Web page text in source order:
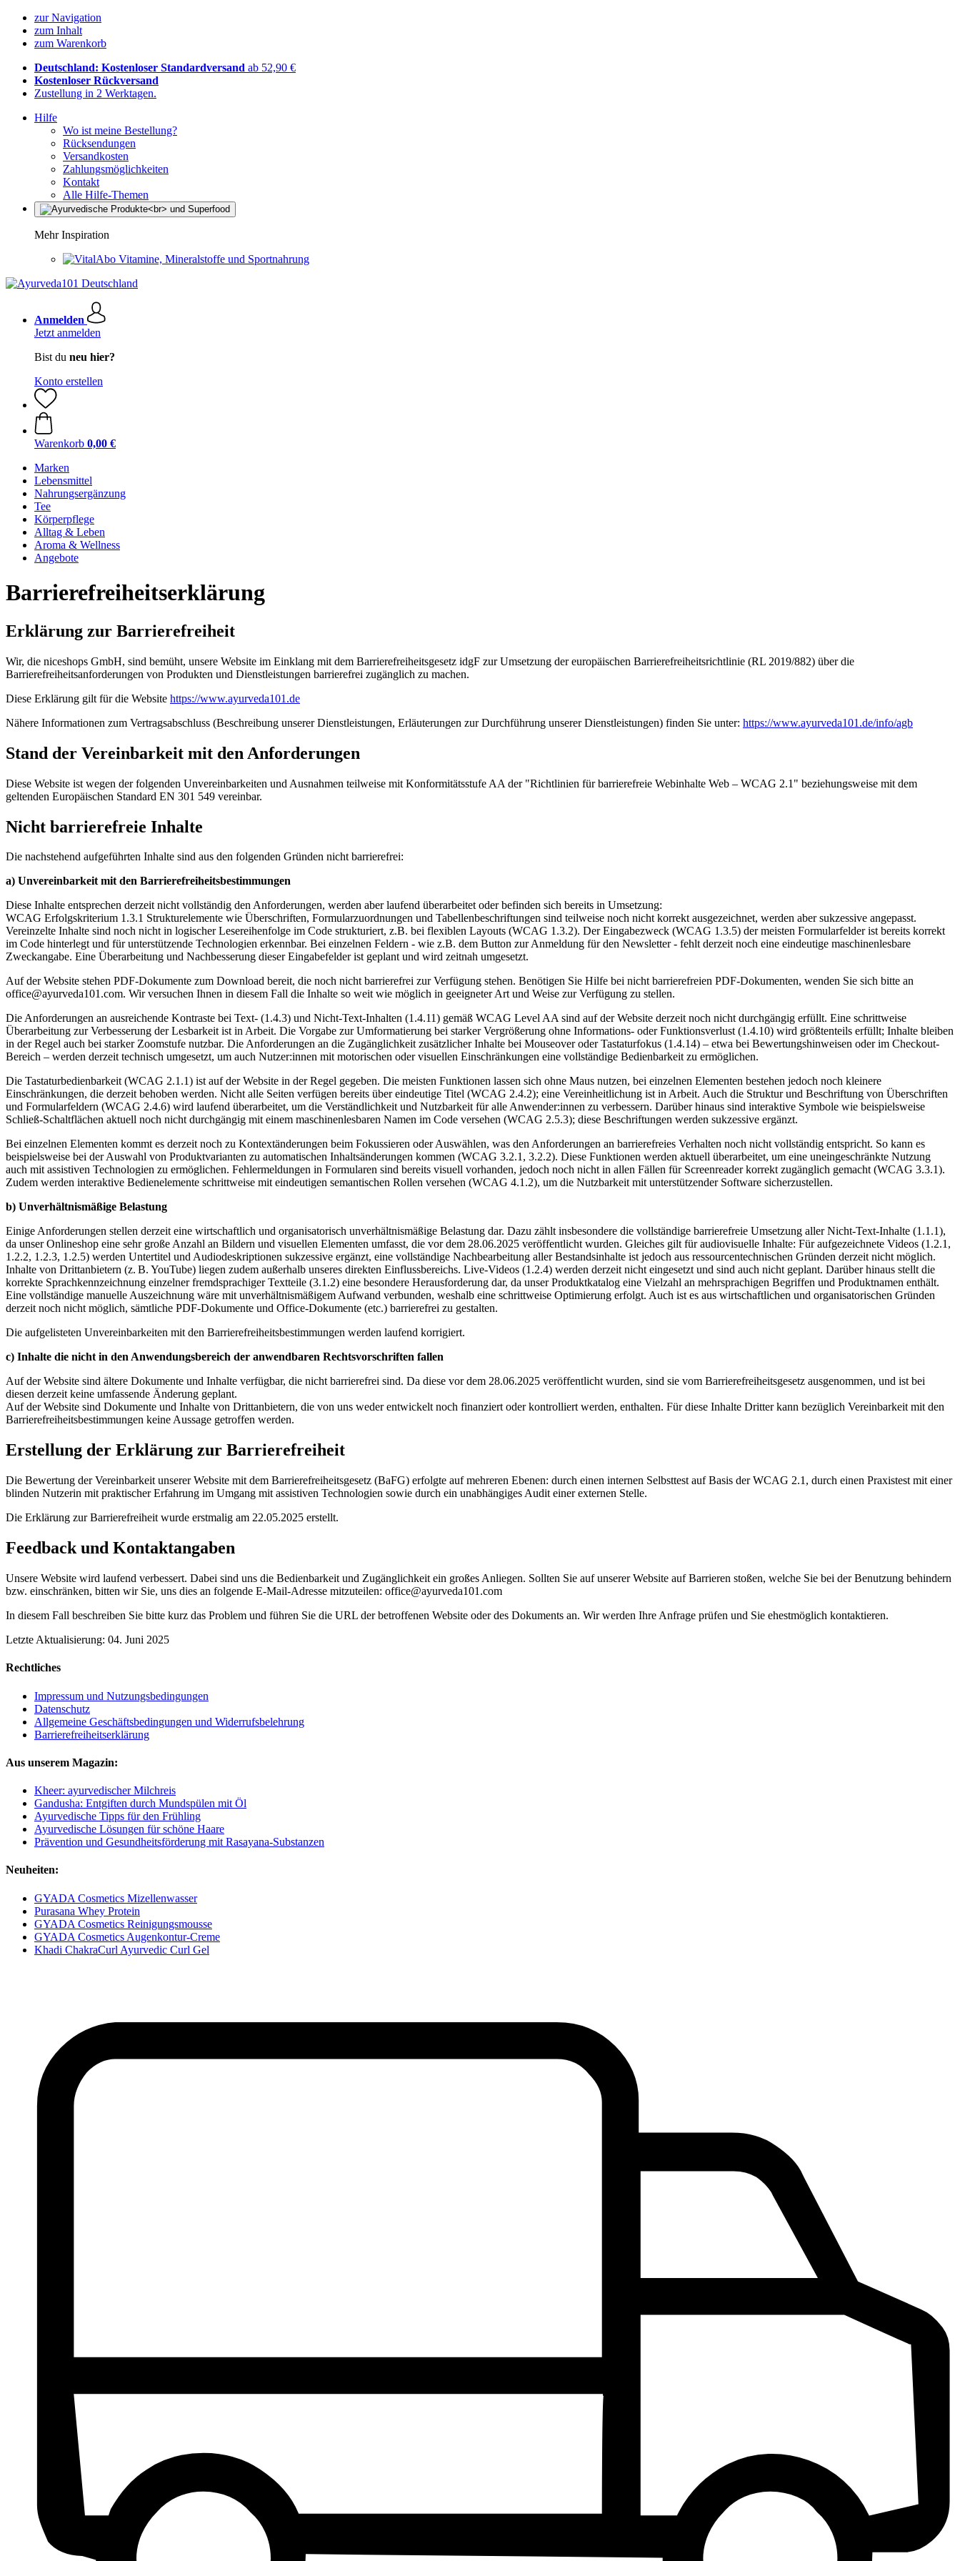
zur Navigation
zum Inhalt
zum Warenkorb
Deutschland: Kostenloser Standardversand ab 52,90 €
Kostenloser Rückversand
Zustellung in 2 Werktagen.
Hilfe
Wo ist meine Bestellung?
Rücksendungen
Versandkosten
Zahlungsmöglichkeiten
Kontakt
Alle Hilfe-Themen
Mehr Inspiration
Vitamine, Mineralstoffe und Sportnahrung
Anmelden
Jetzt anmelden
Bist du neu hier?
Konto erstellen
Warenkorb 0,00 €
Marken
Lebensmittel
Nahrungsergänzung
Tee
Körperpflege
Alltag & Leben
Aroma & Wellness
Angebote
Barrierefreiheitserklärung
Erklärung zur Barrierefreiheit
Wir, die niceshops GmbH, sind bemüht, unsere Website im Einklang mit dem Barrierefreiheitsgesetz idgF zur Umsetzung der europäischen Barrierefreiheitsrichtlinie (RL 2019/882) über die
Barrierefreiheitsanforderungen von Produkten und Dienstleistungen barrierefrei zugänglich zu machen.
Diese Erklärung gilt für die Website https://www.ayurveda101.de
Nähere Informationen zum Vertragsabschluss (Beschreibung unserer Dienstleistungen, Erläuterungen zur Durchführung unserer Dienstleistungen) finden Sie unter: https://www.ayurveda101.de/info/agb
Stand der Vereinbarkeit mit den Anforderungen
Diese Website ist wegen der folgenden Unvereinbarkeiten und Ausnahmen teilweise mit Konformitätsstufe AA der "Richtlinien für barrierefreie Webinhalte Web – WCAG 2.1" beziehungsweise mit dem
geltenden Europäischen Standard EN 301 549 vereinbar.
Nicht barrierefreie Inhalte
Die nachstehend aufgeführten Inhalte sind aus den folgenden Gründen nicht barrierefrei:
a) Unvereinbarkeit mit den Barrierefreiheitsbestimmungen
Diese Inhalte entsprechen derzeit nicht vollständig den Anforderungen, werden aber laufend überarbeitet oder befinden sich bereits in Umsetzung:
WCAG Erfolgskriterium 1.3.1 Strukturelemente wie Überschriften, Formularzuordnungen und Tabellenbeschriftungen sind teilweise noch nicht korrekt ausgezeichnet, werden aber sukzessive angepasst.
Vereinzelte Inhalte sind noch nicht in logischer Lesereihenfolge im Code strukturiert, z.B. bei flexiblen Layouts (WCAG 1.3.2). Der Eingabezweck (WCAG 1.3.5) der meisten Formularfelder ist bereits korrekt
im Code hinterlegt und für unterstützende Technologien erkennbar. Bei einzelnen Feldern - wie z.B. dem Button zur Anmeldung für den Newsletter - fehlt derzeit noch eine eindeutige maschinenlesbare
Zweckangabe. Eine Überarbeitung und Nachbesserung dieser Eingabefelder ist geplant und wird zeitnah umgesetzt.
Auf der Website stehen PDF-Dokumente zum Download bereit, die noch nicht barrierefrei zur Verfügung stehen. Benötigen Sie Hilfe bei nicht barrierefreien PDF-Dokumenten, wenden Sie sich bitte an
office@ayurveda101.com. Wir versuchen Ihnen in diesem Fall die Inhalte so weit wie möglich in geeigneter Art und Weise zur Verfügung zu stellen.
Die Anforderungen an ausreichende Kontraste bei Text- (1.4.3) und Nicht-Text-Inhalten (1.4.11) gemäß WCAG Level AA sind auf der Website derzeit noch nicht durchgängig erfüllt. Eine schrittweise
Überarbeitung zur Verbesserung der Lesbarkeit ist in Arbeit. Die Vorgabe zur Umformatierung bei starker Vergrößerung ohne Informations- oder Funktionsverlust (1.4.10) wird größtenteils erfüllt; Inhalte bleiben
in der Regel auch bei starker Zoomstufe nutzbar. Die Anforderungen an die Zugänglichkeit zusätzlicher Inhalte bei Mouseover oder Tastaturfokus (1.4.14) – etwa bei Bewertungshinweisen oder im Checkout-
Bereich – werden derzeit technisch umgesetzt, um auch Nutzer:innen mit motorischen oder visuellen Einschränkungen eine vollständige Bedienbarkeit zu ermöglichen.
Die Tastaturbedienbarkeit (WCAG 2.1.1) ist auf der Website in der Regel gegeben. Die meisten Funktionen lassen sich ohne Maus nutzen, bei einzelnen Elementen bestehen jedoch noch kleinere
Einschränkungen, die derzeit behoben werden. Nicht alle Seiten verfügen bereits über eindeutige Titel (WCAG 2.4.2); eine Vereinheitlichung ist in Arbeit. Auch die Struktur und Beschriftung von Überschriften
und Formularfeldern (WCAG 2.4.6) wird laufend überarbeitet, um die Verständlichkeit und Nutzbarkeit für alle Anwender:innen zu verbessern. Darüber hinaus sind interaktive Symbole wie beispielsweise
Schließ-Schaltflächen aktuell noch nicht durchgängig mit einem maschinenlesbaren Namen im Code versehen (WCAG 2.5.3); diese Beschriftungen werden sukzessive ergänzt.
Bei einzelnen Elementen kommt es derzeit noch zu Kontextänderungen beim Fokussieren oder Auswählen, was den Anforderungen an barrierefreies Verhalten noch nicht vollständig entspricht. So kann es
beispielsweise bei der Auswahl von Produktvarianten zu automatischen Inhaltsänderungen kommen (WCAG 3.2.1, 3.2.2). Diese Funktionen werden aktuell überarbeitet, um eine uneingeschränkte Nutzung
auch mit assistiven Technologien zu ermöglichen. Fehlermeldungen in Formularen sind bereits visuell vorhanden, jedoch noch nicht in allen Fällen für Screenreader korrekt zugänglich gemacht (WCAG 3.3.1).
Zudem werden interaktive Bedienelemente schrittweise mit eindeutigen semantischen Rollen versehen (WCAG 4.1.2), um die Nutzbarkeit mit unterstützender Software sicherzustellen.
b) Unverhältnismäßige Belastung
Einige Anforderungen stellen derzeit eine wirtschaftlich und organisatorisch unverhältnismäßige Belastung dar. Dazu zählt insbesondere die vollständige barrierefreie Umsetzung aller Nicht-Text-Inhalte (1.1.1),
da unser Onlineshop eine sehr große Anzahl an Bildern und visuellen Elementen umfasst, die vor dem 28.06.2025 veröffentlicht wurden. Gleiches gilt für audiovisuelle Inhalte: Für aufgezeichnete Videos (1.2.1,
1.2.2, 1.2.3, 1.2.5) werden Untertitel und Audiodeskriptionen sukzessive ergänzt, eine vollständige Nachbearbeitung aller Bestandsinhalte ist jedoch aus ressourcentechnischen Gründen derzeit nicht möglich.
Inhalte von Drittanbietern (z. B. YouTube) liegen zudem außerhalb unseres direkten Einflussbereichs. Live-Videos (1.2.4) werden derzeit nicht eingesetzt und sind auch nicht geplant. Darüber hinaus stellt die
korrekte Sprachkennzeichnung einzelner fremdsprachiger Textteile (3.1.2) eine besondere Herausforderung dar, da unser Produktkatalog eine Vielzahl an mehrsprachigen Begriffen und Produktnamen enthält.
Eine vollständige manuelle Auszeichnung wäre mit unverhältnismäßigem Aufwand verbunden, weshalb eine schrittweise Optimierung erfolgt. Auch ist es aus wirtschaftlichen und organisatorischen Gründen
derzeit noch nicht möglich, sämtliche PDF-Dokumente und Office-Dokumente (etc.) barrierefrei zu gestalten.
Die aufgelisteten Unvereinbarkeiten mit den Barrierefreiheitsbestimmungen werden laufend korrigiert.
c) Inhalte die nicht in den Anwendungsbereich der anwendbaren Rechtsvorschriften fallen
Auf der Website sind ältere Dokumente und Inhalte verfügbar, die nicht barrierefrei sind. Da diese vor dem 28.06.2025 veröffentlicht wurden, sind sie vom Barrierefreiheitsgesetz ausgenommen, und ist bei
diesen derzeit keine umfassende Änderung geplant.
Auf der Website sind Dokumente und Inhalte von Drittanbietern, die von uns weder entwickelt noch finanziert oder kontrolliert werden, enthalten. Für diese Inhalte Dritter kann bezüglich Vereinbarkeit mit den
Barrierefreiheitsbestimmungen keine Aussage getroffen werden.
Erstellung der Erklärung zur Barrierefreiheit
Die Bewertung der Vereinbarkeit unserer Website mit dem Barrierefreiheitsgesetz (BaFG) erfolgte auf mehreren Ebenen: durch einen internen Selbsttest auf Basis der WCAG 2.1, durch einen Praxistest mit einer
blinden Nutzerin mit praktischer Erfahrung im Umgang mit assistiven Technologien sowie durch ein unabhängiges Audit einer externen Stelle.
Die Erklärung zur Barrierefreiheit wurde erstmalig am 22.05.2025 erstellt.
Feedback und Kontaktangaben
Unsere Website wird laufend verbessert. Dabei sind uns die Bedienbarkeit und Zugänglichkeit ein großes Anliegen. Sollten Sie auf unserer Website auf Barrieren stoßen, welche Sie bei der Benutzung behindern
bzw. einschränken, bitten wir Sie, uns dies an folgende E-Mail-Adresse mitzuteilen: office@ayurveda101.com
In diesem Fall beschreiben Sie bitte kurz das Problem und führen Sie die URL der betroffenen Website oder des Dokuments an. Wir werden Ihre Anfrage prüfen und Sie ehestmöglich kontaktieren.
Letzte Aktualisierung: 04. Juni 2025
Rechtliches
Impressum und Nutzungsbedingungen
Datenschutz
Allgemeine Geschäftsbedingungen und Widerrufsbelehrung
Barrierefreiheitserklärung
Aus unserem Magazin:
Kheer: ayurvedischer Milchreis
Gandusha: Entgiften durch Mundspülen mit Öl
Ayurvedische Tipps für den Frühling
Ayurvedische Lösungen für schöne Haare
Prävention und Gesundheitsförderung mit Rasayana-Substanzen
Neuheiten:
GYADA Cosmetics Mizellenwasser
Purasana Whey Protein
GYADA Cosmetics Reinigungsmousse
GYADA Cosmetics Augenkontur-Creme
Khadi ChakraCurl Ayurvedic Curl Gel